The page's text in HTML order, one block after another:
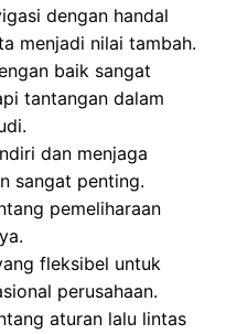
dengan handal
menjadi nilai tambah.
baik sangat
tantangan dalam
dan menjaga
sangat penting.
pemeliharaan
fleksibel untuk
perusahaan.
aturan lalu lintas